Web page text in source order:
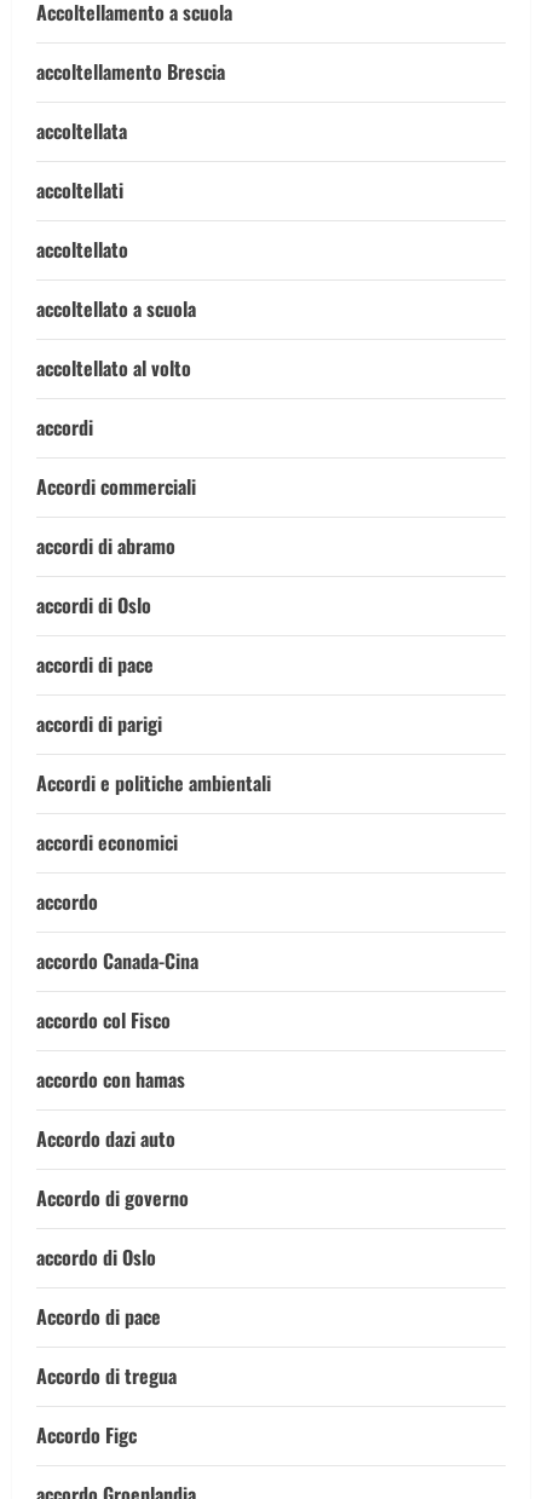
Accoltellamento a scuola
accoltellamento Brescia
accoltellata
accoltellati
accoltellato
accoltellato a scuola
accoltellato al volto
accordi
Accordi commerciali
accordi di abramo
accordi di Oslo
accordi di pace
accordi di parigi
Accordi e politiche ambientali
accordi economici
accordo
accordo Canada-Cina
accordo col Fisco
accordo con hamas
Accordo dazi auto
Accordo di governo
accordo di Oslo
Accordo di pace
Accordo di tregua
Accordo Figc